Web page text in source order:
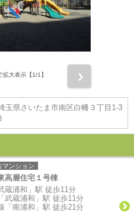
拡大表示【1/1】
玉県さいたま市南区白幡３丁目1-3
マンション
高層住宅１号棟
蔵浦和」駅 徒歩11分
武蔵浦和」駅 徒歩11分
「南浦和」駅 徒歩21分